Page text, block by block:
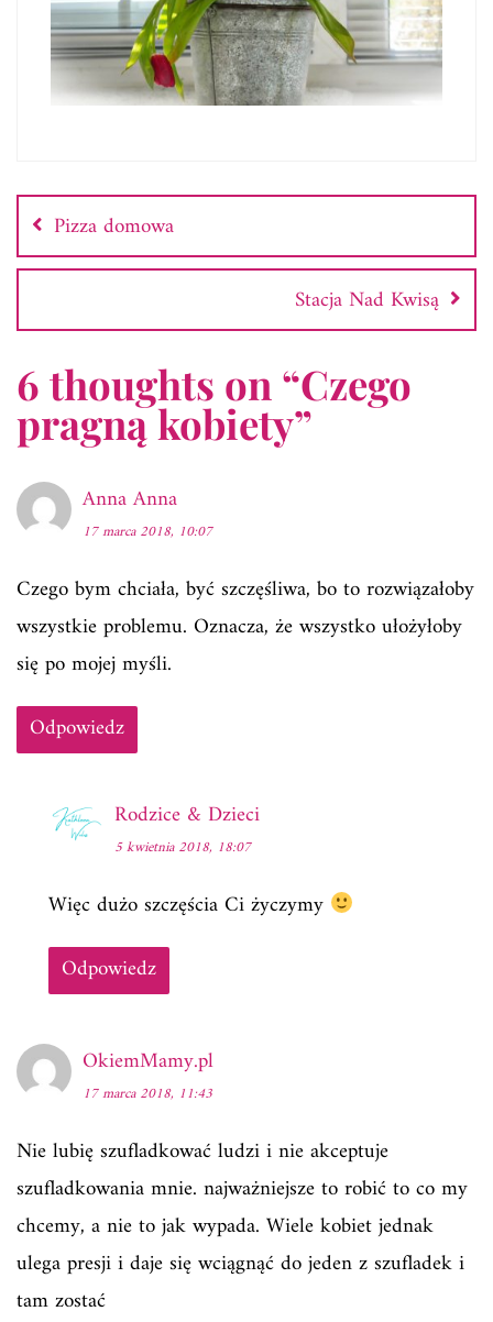
Nawigacja
wpisu
Pizza domowa
Stacja Nad Kwisą
6 thoughts on “Czego
pragną kobiety”
Anna Anna
17 marca 2018, 10:07
Czego bym chciała, być szczęśliwa, bo to rozwiązałoby
wszystkie problemu. Oznacza, że wszystko ułożyłoby
się po mojej myśli.
Odpowiedz
Rodzice & Dzieci
5 kwietnia 2018, 18:07
Więc dużo szczęścia Ci życzymy
Odpowiedz
OkiemMamy.pl
17 marca 2018, 11:43
Nie lubię szufladkować ludzi i nie akceptuje
szufladkowania mnie. najważniejsze to robić to co my
chcemy, a nie to jak wypada. Wiele kobiet jednak
ulega presji i daje się wciągnąć do jeden z szufladek i
tam zostać